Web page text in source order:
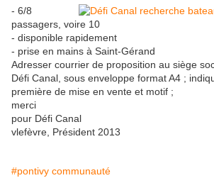
- 6/8
passagers, voire 10
- disponible rapidement
- prise en mains à Saint-Gérand
Adresser courrier de proposition au siège
Défi Canal, sous enveloppe format A4 ;
première de mise en vente et motif ;
merci
pour Défi Canal
vlefèvre, Président 2013
#pontivy communauté